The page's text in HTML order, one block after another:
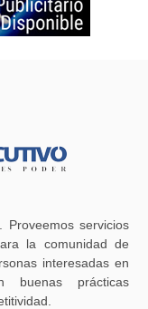
Proveemos servicios
la comunidad de
interesadas en
buenas prácticas